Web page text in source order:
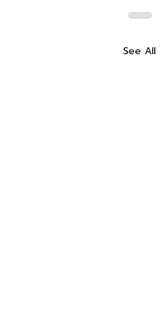
See All